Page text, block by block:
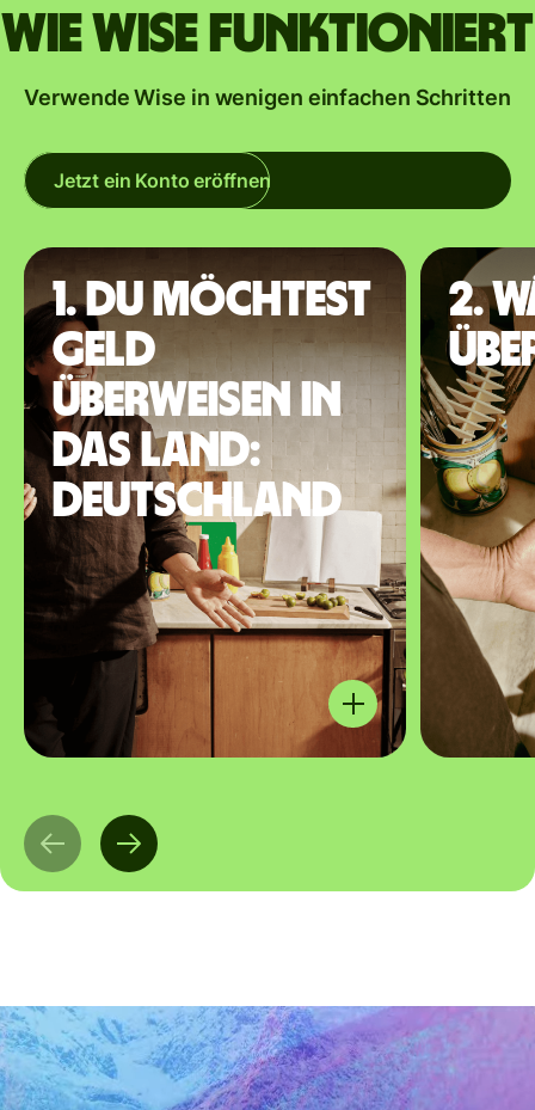
Wie Wise funktioniert
Verwende Wise in wenigen einfachen Schritten
Jetzt ein Konto eröffnen
1. Du möchtest
Geld
überweisen in
das Land:
Deutschland
2.